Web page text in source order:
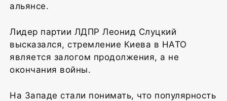
альянсе.
Лидер партии ЛДПР Леонид Слуцкий
высказался, стремление Киева в НАТО
является залогом продолжения, а не
окончания войны.
На Западе стали понимать, что популярность